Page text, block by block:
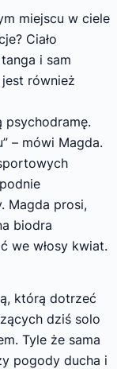
miejscu w ciele
Ciało
i sam
również
psychodramę.
– mówi Magda.
Magda prosi,
biodra
we włosy kwiat.
którą dotrzeć
dziś solo
Tyle że sama
pogody ducha i